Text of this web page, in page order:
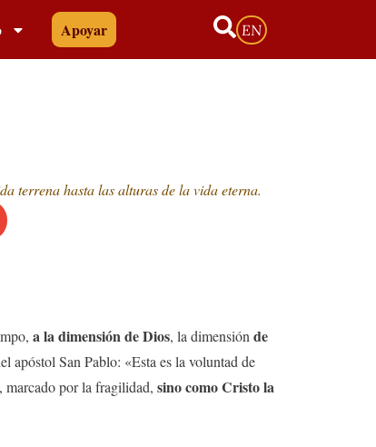
Apoyar EN
terrena hasta las alturas de la vida eterna.
a la dimensión de Dios, la dimensión de
apóstol San Pablo: «Esta es la voluntad de
, marcado por la fragilidad, sino como Cristo la